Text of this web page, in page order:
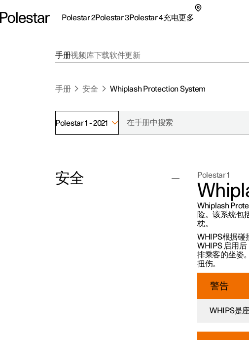
Polestar 2Polestar 3Polestar 4充电更多
联系我们
探索Polestar 3
公共充电
车主服务
新闻
注册新
（在新
手册视频库下载软件更新
手册 安全 Whiplash Protection System
Polestar 1 - 2021
安全 Polestar 1
Whiplash
险。该系统包
枕。
WHIPS根据碰
WHIPS 启用
排乘客的坐姿
扭伤。
警告
WHIPS是